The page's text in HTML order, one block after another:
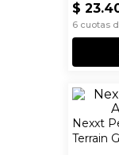
$ 23.
6cuotas
Nexxt
Terrain